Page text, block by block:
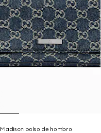
Madison bolso de hombro